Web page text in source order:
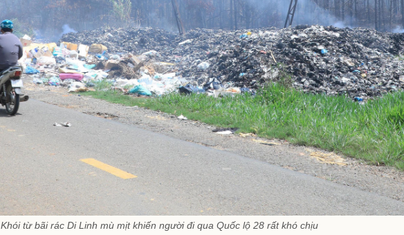
Khói từ bãi rác Di Linh mù mịt khiến người đi qua Quốc lộ 28 rất khó chịu